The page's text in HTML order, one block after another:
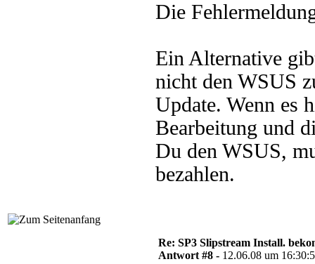
Die
Ein Alternative
nicht den WSUS
Update. Wenn es
Bearbeitung und
Du den WSUS,
bezahlen.
Re: SP3 Slipstream Install.
Antwort #8 - 12.06.08 um